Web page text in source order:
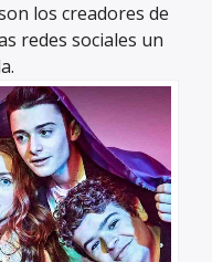
los creadores de
redes sociales un